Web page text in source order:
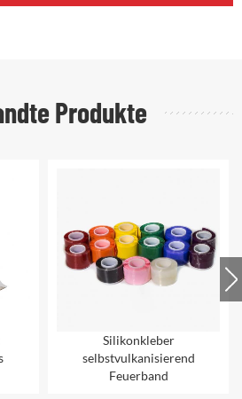
Produkte
Silikonkleber
selbstvulkanisierend
Feuerband